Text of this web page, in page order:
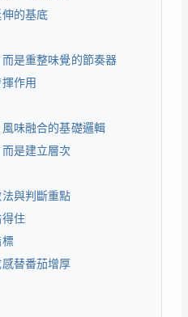
的基底
是重整味覺的節奏器
作用
味融合的基礎邏輯
是建立層次
與判斷重點
住
標
替番茄增厚